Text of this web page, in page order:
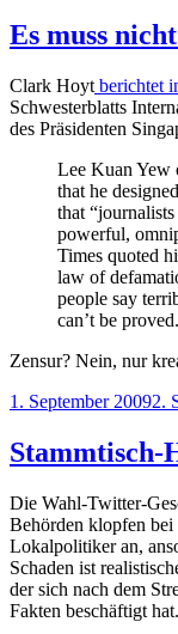
Es muss
Clark Hoyt berichtet
Schwesterblatts
des Präsidenten
Lee Kuan Yew
that he
that
powerful,
Times quoted
law of
people say
can’t be
Zensur? Nein, nur
Veröffentlicht
1. September 20092.
Stammtisch-
Die Wahl-Twitter-
Behörden klopfen
Lokalpolitiker an,
Schaden ist
der sich nach dem
Fakten beschäftigt hat.